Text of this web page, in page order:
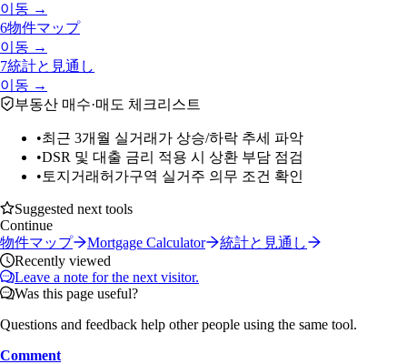
이동 →
6物件マップ
이동 →
7統計と見通し
이동 →
부동산 매수·매도 체크리스트
•최근 3개월 실거래가 상승/하락 추세 파악
•DSR 및 대출 금리 적용 시 상환 부담 점검
• 토지거래허가구역 실거주 의무 조건 확인
Suggested next tools
Continue
物件マップ
Mortgage Calculator
統計と見通し
Recently viewed
Leave a note for the next visitor.
Was this page useful?
Questions and feedback help other people using the same tool.
Comment